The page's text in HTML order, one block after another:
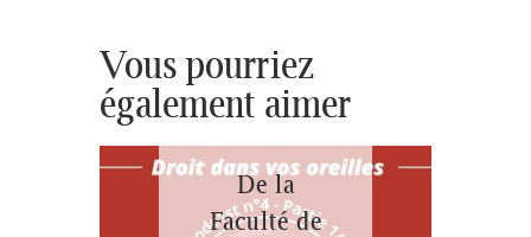
Vous pourriez
également aimer
De la
Faculté de